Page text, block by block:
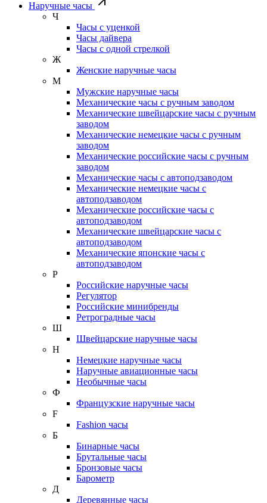
Наручные часы
Ч
Часы с уценкой
Часы дайвера
Часы с одной стрелкой
Ж
Женские наручные часы
М
Мужские наручные часы
Механические часы с ручным заводом
Механические швейцарские часы с ручным
заводом
Механические немецкие часы с ручным
заводом
Механические российские часы с ручным
заводом
Механические часы с автоподзаводом
Механические немецкие часы с
автоподзаводом
Механические российские часы с
автоподзаводом
Механические швейцарские часы с
автоподзаводом
Механические японские часы с
автоподзаводом
Р
Российские наручные часы
Регулятор
Российские минибренды
Ретроградные часы
Ш
Швейцарские наручные часы
Н
Немецкие наручные часы
Наручные авиационные часы
Необычные часы
Ф
Французские наручные часы
F
Fashion часы
Б
Бинарные часы
Брутальные часы
Бронзовые часы
Барометр
Д
Деревянные часы